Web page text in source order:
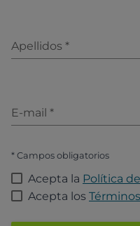
Apellidos *
E-mail *
* Campos obligatorios
Acepta la Política
Acepta los